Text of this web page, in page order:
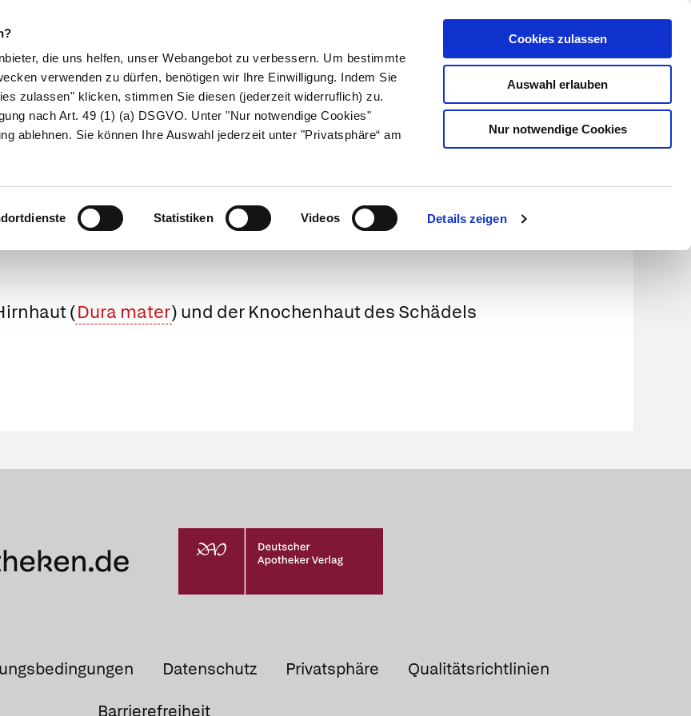
die uns helfen, unser Webangebot zu verbessern. Um bestimmte
verwenden zu dürfen, benötigen wir Ihre Einwilligung. Indem Sie
zulassen" klicken, stimmen Sie diesen (jederzeit widerruflich) zu.
nach Art. 49 (1) (a) DSGVO. Unter "Nur notwendige Cookies"
ablehnen. Sie können Ihre Auswahl jederzeit unter "Privatsphäre“ am
Statistiken Videos Details zeigen
Cookies zulassen
Auswahl erlauben
Nur notwendige Cookies
Kundenlogin
Suche
Naturheilkunde Eltern & Kind Gesund leben Über uns
(Dura mater) und der Knochenhaut des Schädels
Datenschutz Privatsphäre Qualitätsrichtlinien
Barrierefreiheit